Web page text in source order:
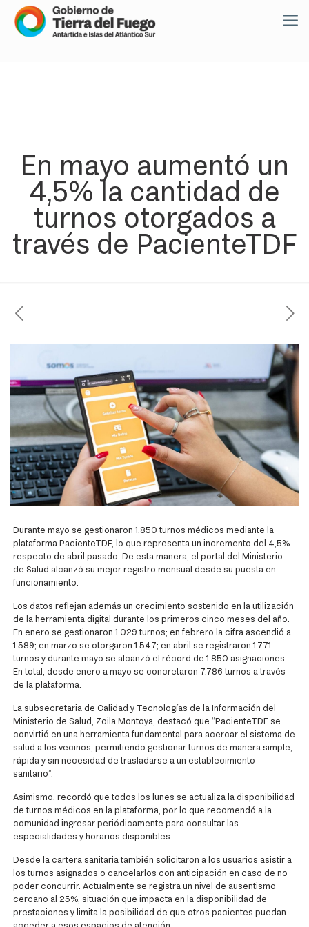
En mayo aumentó un
4,5% la cantidad de
turnos otorgados a
través de PacienteTDF
Durante mayo se gestionaron 1.850 turnos médicos mediante la
plataforma PacienteTDF, lo que representa un incremento del 4,5%
respecto de abril pasado. De esta manera, el portal del Ministerio
de Salud alcanzó su mejor registro mensual desde su puesta en
funcionamiento.
Los datos reflejan además un crecimiento sostenido en la utilización
de la herramienta digital durante los primeros cinco meses del año.
En enero se gestionaron 1.029 turnos; en febrero la cifra ascendió a
1.589; en marzo se otorgaron 1.547; en abril se registraron 1.771
turnos y durante mayo se alcanzó el récord de 1.850 asignaciones.
En total, desde enero a mayo se concretaron 7.786 turnos a través
de la plataforma.
La subsecretaria de Calidad y Tecnologías de la Información del
Ministerio de Salud, Zoila Montoya, destacó que “PacienteTDF se
convirtió en una herramienta fundamental para acercar el sistema de
salud a los vecinos, permitiendo gestionar turnos de manera simple,
rápida y sin necesidad de trasladarse a un establecimiento
sanitario”.
Asimismo, recordó que todos los lunes se actualiza la disponibilidad
de turnos médicos en la plataforma, por lo que recomendó a la
comunidad ingresar periódicamente para consultar las
especialidades y horarios disponibles.
Desde la cartera sanitaria también solicitaron a los usuarios asistir a
los turnos asignados o cancelarlos con anticipación en caso de no
poder concurrir. Actualmente se registra un nivel de ausentismo
cercano al 25%, situación que impacta en la disponibilidad de
prestaciones y limita la posibilidad de que otros pacientes puedan